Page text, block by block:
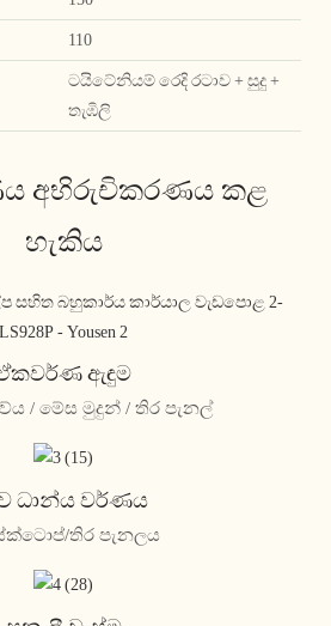
110
ටයිටේනියම් රෙදි රටාව + සුදු +
තැඹිලි
අභිරුචිකරණය කළ
හැකිය
ඇඳුම
/ මේස මුදුන් / තිර පැනල්
ධාන්ය වර්ණය
තිර පැනලය